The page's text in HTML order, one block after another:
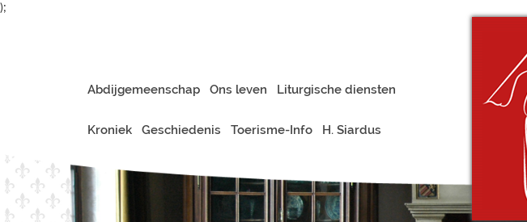
);
Abdijgemeenschap Ons leven Liturgische diensten
Kroniek Geschiedenis Toerisme-Info H. Siardus